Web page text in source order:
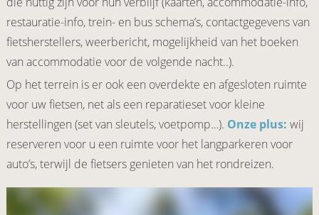
restauratie-info, trein- en bus schema’s, contactgegevens van
fietsherstellers, weerbericht, mogelijkheid van het boeken
van accommodatie voor de volgende nacht..).
Op het terrein is er ook een overdekte en afgesloten ruimte
voor uw fietsen, net als een reparatieset voor kleine
herstellingen (set van sleutels, voetpomp…). Onze plus: wij
reserveren voor u een ruimte voor het langparkeren voor
auto’s, terwijl de fietsers genieten van het rondreizen.